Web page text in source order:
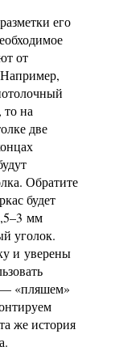
его
от
на
две
Обратите
будет
мм
уголок.
и уверены
— «пляшем»
же история